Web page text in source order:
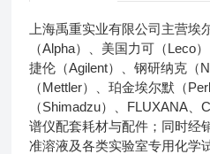
上海禹重实业有限公司主营埃
（Alpha）、美国力可（Leco
捷伦（Agilent）、钢研纳克（
（Mettler）、珀金埃尔默（
（Shimadzu）、FLUXANA
谱仪配套耗材与配件；同时经
准溶液及各类实验室专用化学